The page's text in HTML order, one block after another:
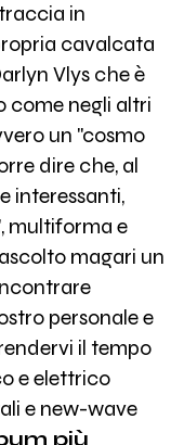
in
cavalcata
Vlys che è
come negli altri
un "cosmo
dire che, al
interessanti,
multiforma e
magari un
personale e
il tempo
e elettrico
e new-wave
più